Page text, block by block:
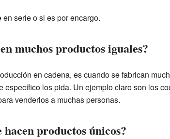
serie o si es por encargo.
muchos productos iguales?
en cadena, es cuando se fabrican
específico los pida. Un ejemplo claro son los
venderlos a muchas personas.
productos únicos?